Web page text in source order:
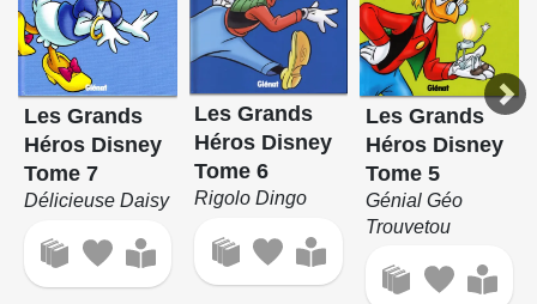
Les Grands
Héros Disney
Tome 7
Délicieuse Daisy
Les Grands
Héros Disney
Tome 6
Rigolo Dingo
Les Grands
Héros Disney
Tome 5
Génial Géo
Trouvetou